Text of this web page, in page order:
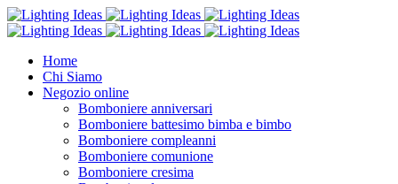
Home
Chi Siamo
Negozio online
Bomboniere anniversari
Bomboniere battesimo bimba e bimbo
Bomboniere compleanni
Bomboniere comunione
Bomboniere cresima